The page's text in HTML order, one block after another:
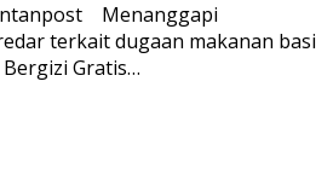
Menanggapi
terkait dugaan makanan basi
Gratis…